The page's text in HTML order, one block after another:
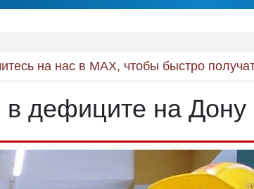
на нас в MAX, чтобы быстро
в дефиците на Дону